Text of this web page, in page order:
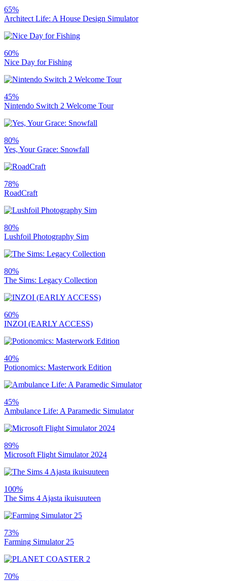
65%
Architect Life: A House Design Simulator
60%
Nice Day for Fishing
45%
Nintendo Switch 2 Welcome Tour
80%
Yes, Your Grace: Snowfall
78%
RoadCraft
80%
Lushfoil Photography Sim
80%
The Sims: Legacy Collection
60%
INZOI (EARLY ACCESS)
40%
Potionomics: Masterwork Edition
45%
Ambulance Life: A Paramedic Simulator
89%
Microsoft Flight Simulator 2024
100%
The Sims 4 Ajasta ikuisuuteen
73%
Farming Simulator 25
70%